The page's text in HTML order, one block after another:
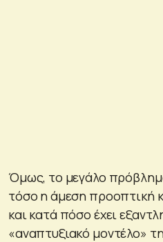
Όμως, το μεγάλο
τόσο η άμεση προοπτική
και κατά πόσο έχει
«αναπτυξιακό μοντέλο»